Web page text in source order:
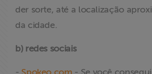
der sorte, até a localização
da cidade.
b) redes sociais